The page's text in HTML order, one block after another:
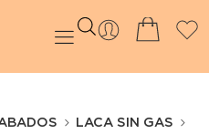
LACA SIN GAS